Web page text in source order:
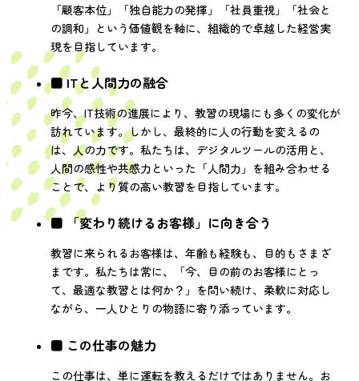
「顧客本位」「独自能力の発揮」「社員重視」「社会と
の調和」という価値観を軸に、組織的で卓越した経営実
現を目指しています。
■ ITと人間力の融合
昨今、IT技術の進展により、教習の現場にも多くの変化が
訪れています。しかし、最終的に人の行動を変えるの
は、人の力です。私たちは、デジタルツールの活用と、
人間の感性や共感力といった「人間力」を組み合わせる
ことで、より質の高い教習を目指しています。
■ 「変わり続けるお客様」に向き合う
教習に来られるお客様は、年齢も経験も、目的もさまざ
まです。私たちは常に、「今、目の前のお客様にとっ
て、最適な教習とは何か？」を問い続け、柔軟に対応し
ながら、一人ひとりの物語に寄り添っています。
■ この仕事の魅力
この仕事は、単に運転を教えるだけではありません。お